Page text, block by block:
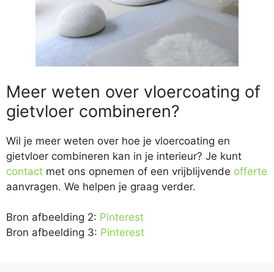
Meer weten over vloercoating of
gietvloer combineren?
Wil je meer weten over hoe je vloercoating en
gietvloer combineren kan in je interieur? Je kunt
contact met ons opnemen of een vrijblijvende offerte
aanvragen. We helpen je graag verder.
Bron afbeelding 2: Pinterest
Bron afbeelding 3: Pinterest